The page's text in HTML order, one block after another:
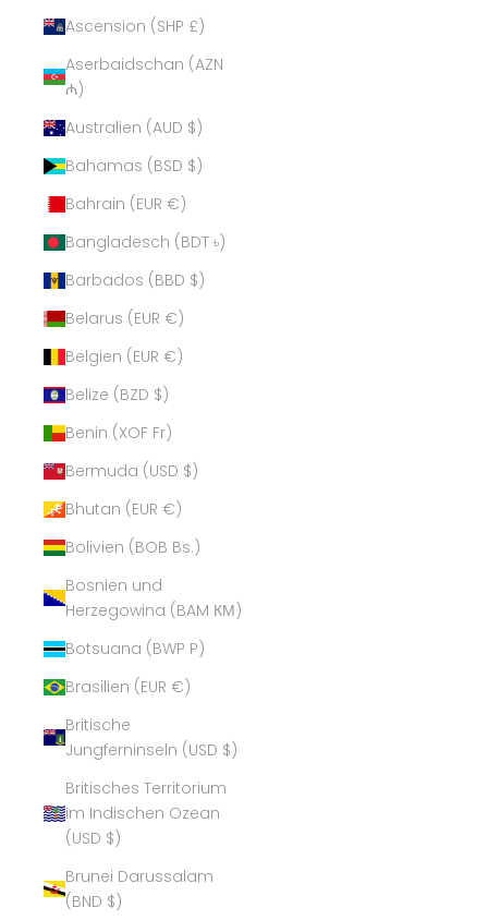
Ascension (SHP £)
Aserbaidschan (AZN
₼)
Australien (AUD $)
Bahamas (BSD $)
Bahrain (EUR €)
Bangladesch (BDT ৳)
Barbados (BBD $)
Belarus (EUR €)
Belgien (EUR €)
Belize (BZD $)
Benin (XOF Fr)
Bermuda (USD $)
Bhutan (EUR €)
Bolivien (BOB Bs.)
Bosnien und
Herzegowina (BAM КМ)
Botsuana (BWP P)
Brasilien (EUR €)
Britische
Jungferninseln (USD $)
Britisches Territorium
im Indischen Ozean
(USD $)
Brunei Darussalam
(BND $)